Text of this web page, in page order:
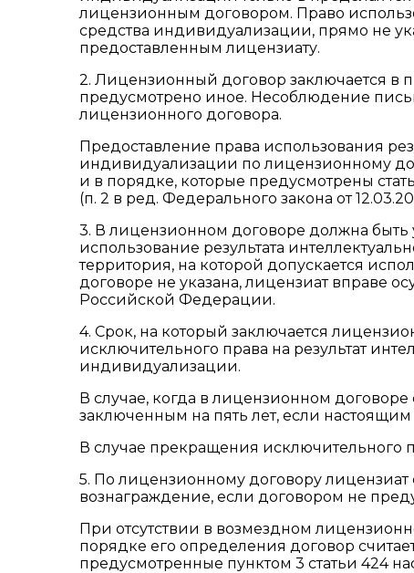
лицензионным договором. Право
средства индивидуализации, прямо не
предоставленным лицензиату.
2. Лицензионный договор заключается
предусмотрено иное. Несоблюдение
лицензионного договора.
Предоставление права использования
индивидуализации по лицензионному
и в порядке, которые предусмотрены
(п. 2 в ред. Федерального закона от
3. В лицензионном договоре должна быть
использование результата
территория, на которой допускается
договоре не указана, лицензиат вправе
Российской Федерации.
4. Срок, на который заключается
исключительного права на результат
индивидуализации.
В случае, когда в лицензионном
заключенным на пять лет, если
В случае прекращения исключительного
5. По лицензионному договору лицензиат
вознаграждение, если договором не
При отсутствии в возмездном
порядке его определения договор
предусмотренные пунктом 3 статьи 424